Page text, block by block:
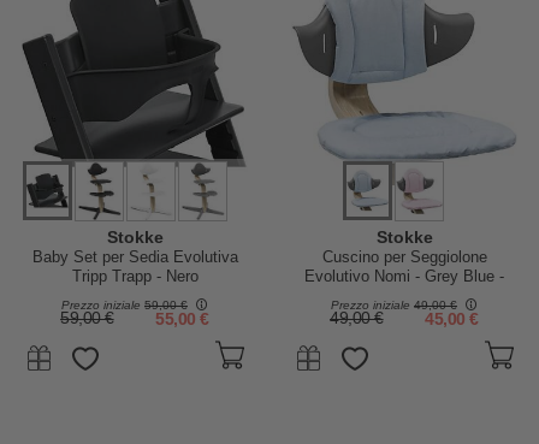
Stokke
Baby Set per Sedia Evolutiva
Tripp Trapp - Nero
Prezzo iniziale 59,00 €
59,00 € 55,00 €
Stokke
Cuscino per Seggiolone
Evolutivo Nomi - Grey Blue -
Prezzo iniziale 49,00 €
49,00 € 45,00 €